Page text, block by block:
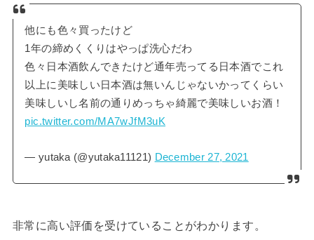
他にも色々買ったけど
1年の締めくくりはやっぱ洗心だわ
色々日本酒飲んできたけど通年売ってる日本酒でこれ
以上に美味しい日本酒は無いんじゃないかってくらい
美味しいし名前の通りめっちゃ綺麗で美味しいお酒！
pic.twitter.com/MA7wJfM3uK
— yutaka (@yutaka11121) December 27, 2021
非常に高い評価を受けていることがわかります。